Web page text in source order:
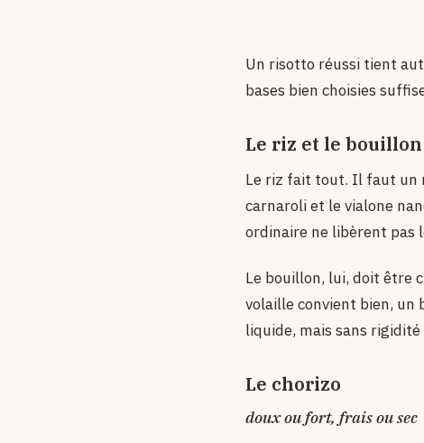
Un risotto réussi tient
bases bien choisies
Le riz et le bouillon
Le riz fait tout. Il faut un
carnaroli et le vialone
ordinaire ne libèrent pas
Le bouillon, lui, doit être
volaille convient bien, un
liquide, mais sans
Le chorizo
doux ou fort, frais ou sec